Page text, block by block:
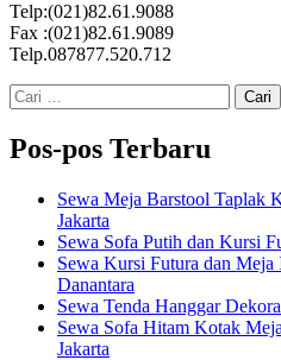
Telp:(021)82.61.9088
Fax :(021)82.61.9089
Telp.087877.520.712
Cari
untuk:
Pos-pos Terbaru
Sewa Meja Barstool Taplak
Jakarta
Sewa Sofa Putih dan Kursi
Sewa Kursi Futura dan
Danantara
Sewa Tenda Hanggar
Sewa Sofa Hitam Kotak
Jakarta